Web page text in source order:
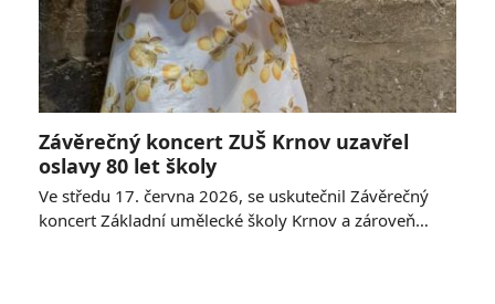
Závěrečný koncert ZUŠ Krnov uzavřel
oslavy 80 let školy
Ve středu 17. června 2026, se uskutečnil Závěrečný
koncert Základní umělecké školy Krnov a zároveň…